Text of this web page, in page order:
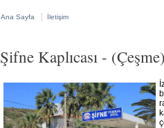
Ana Sayfa İletişim
Şifne Kaplıcası -